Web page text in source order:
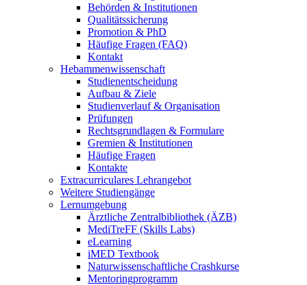
Behörden & Institutionen
Qualitätssicherung
Promotion & PhD
Häufige Fragen (FAQ)
Kontakt
Hebammenwissenschaft
Studienentscheidung
Aufbau & Ziele
Studienverlauf & Organisation
Prüfungen
Rechtsgrundlagen & Formulare
Gremien & Institutionen
Häufige Fragen
Kontakte
Extracurriculares Lehrangebot
Weitere Studiengänge
Lernumgebung
Ärztliche Zentralbibliothek (ÄZB)
MediTreFF (Skills Labs)
eLearning
iMED Textbook
Naturwissenschaftliche Crashkurse
Mentoringprogramm